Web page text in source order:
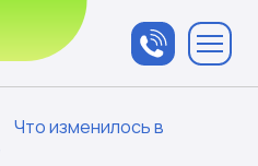
Что изменилось в